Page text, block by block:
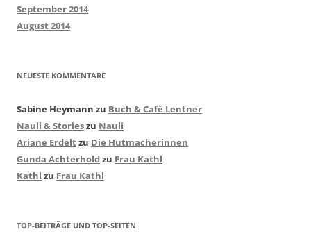
September 2014
August 2014
NEUESTE KOMMENTARE
Sabine Heymann zu Buch & Café Lentner
Nauli & Storieszu Nauli
Ariane Erdelt zu Die Hutmacherinnen
Gunda Achterholdzu Frau Kathl
Kathl zu Frau Kathl
TOP-BEITRÄGE UND TOP-SEITEN